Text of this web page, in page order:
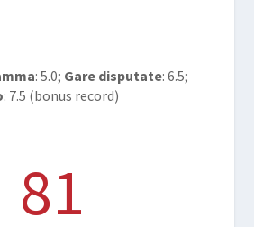
: 5.0; Gare disputate: 6.5;
: 7.5 (bonus record)
81